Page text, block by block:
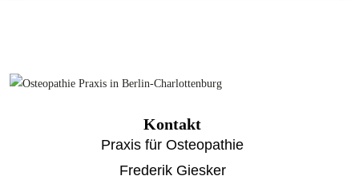
Kontakt
Praxis für Osteopathie
Frederik Giesker